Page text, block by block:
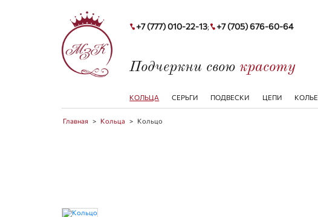
+7 (777) 010-22-13; +7 (705) 676-60-64
Подчеркни свою красоту
КОЛЬЦА СЕРЬГИ ПОДВЕСКИ ЦЕПИ КОЛЬЕ
Главная > Кольца > Кольцо